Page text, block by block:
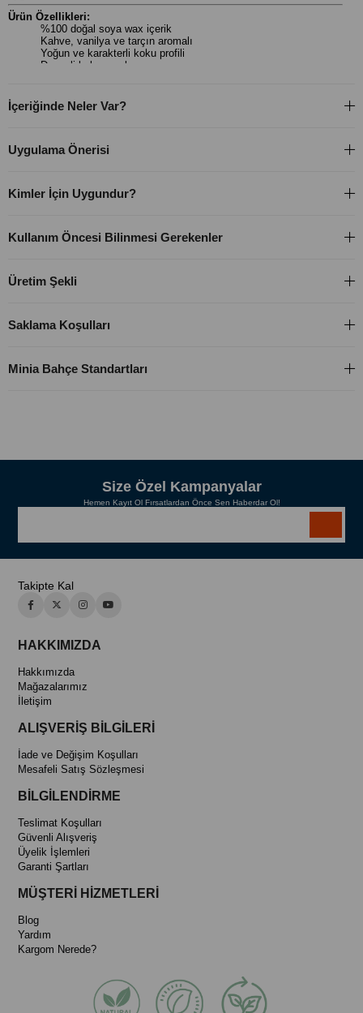
Ürün Özellikleri:
%100 doğal soya wax içerik
Kahve, vanilya ve tarçın aromalı
Yoğun ve karakterli koku profili
Dengeli koku yayılımı
Günlük kullanım ve dekoratif kullanım için uygun
100 g cam kavanoz
Coffea Arabica özü: Güçlü ve dolgun kahve kokusu sağlar
Tarçın kabuğu yağı: Sıcak ve baharatlı derinlik kazandırır
Doğal soya wax: Temiz yanış ve çevre dostu kullanım sunar
İçeriğinde Neler Var?
Uygulama Önerisi
Kimler İçin Uygundur?
Kullanım Öncesi Bilinmesi Gerekenler
Üretim Şekli
Saklama Koşulları
Minia Bahçe Standartları
Size Özel Kampanyalar
Hemen Kayıt Ol Fırsatlardan Önce Sen Haberdar Ol!
Takipte Kal
HAKKIMIZDA
Hakkımızda
Mağazalarımız
İletişim
ALIŞVERİŞ BİLGİLERİ
İade ve Değişim Koşulları
Mesafeli Satış Sözleşmesi
BİLGİLENDİRME
Teslimat Koşulları
Güvenli Alışveriş
Üyelik İşlemleri
Garanti Şartları
MÜŞTERİ HİZMETLERİ
Blog
Yardım
Kargom Nerede?